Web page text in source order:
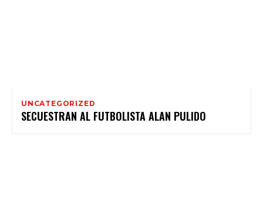
UNCATEGORIZED
SECUESTRAN AL FUTBOLISTA ALAN PULIDO